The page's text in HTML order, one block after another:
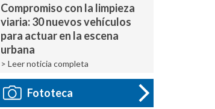
Compromiso con la limpieza
viaria: 30 nuevos vehículos
para actuar en la escena
urbana
> Leer noticia completa
Fototeca